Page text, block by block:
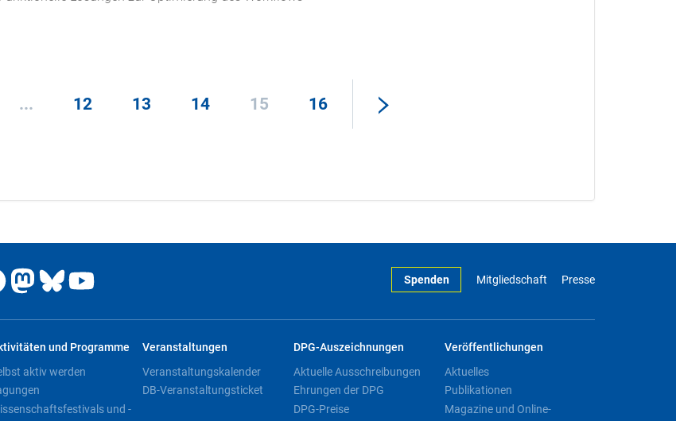
... 12 13 14 15 16
Spenden Mitgliedschaft Presse
und Programme
aktiv werden
und -
Veranstaltungen
Veranstaltungskalender
DB-Veranstaltungsticket
DPG-Auszeichnungen
Aktuelle Ausschreibungen
Ehrungen der DPG
DPG-Preise
Veröffentlichungen
Aktuelles
Publikationen
Magazine und Online-